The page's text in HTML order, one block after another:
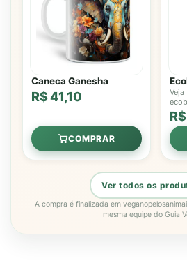
Caneca Ganesha
R$ 41,10
COMPRAR
Ver todos os
A compra é finalizada em
mesma equipe do Guia